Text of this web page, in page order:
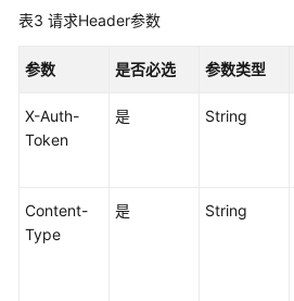
AOM
1.0
文
表3 请求Header参数
参数 是否必选 参数类型
X-Auth-
Token
是 String
Content-
Type
是 String